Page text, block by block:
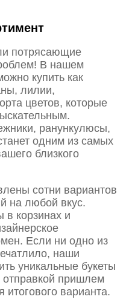
потрясающие
В нашем
купить как
лилии,
цветов, которые
ранункулюсы,
одним из самых
близкого
сотни вариантов
на любой вкус.
в корзинах и
Если ни одно из
наши
уникальные букеты
пришлем
варианта.